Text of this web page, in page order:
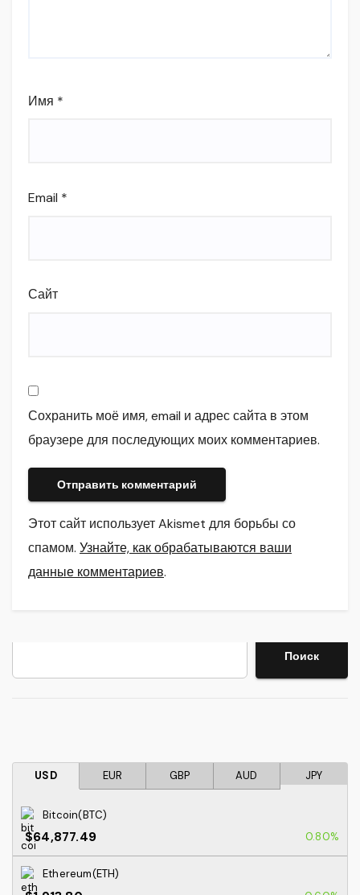
Имя *
Email *
Сайт
Сохранить моё имя, email и адрес сайта в этом
браузере для последующих моих комментариев.
Этот сайт использует Akismet для борьбы со
спамом. Узнайте, как обрабатываются ваши
данные комментариев.
Поиск
USD EUR GBP AUD JPY
Bitcoin(BTC)
$64,877.49 0.80%
Ethereum(ETH)